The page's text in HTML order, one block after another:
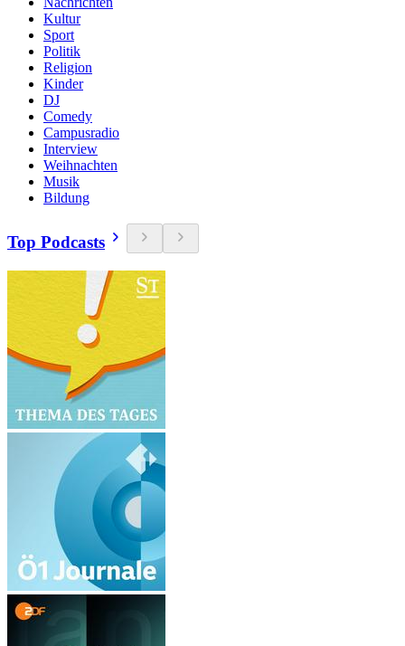
Kultur
Sport
Politik
Religion
Kinder
DJ
Comedy
Campusradio
Interview
Weihnachten
Musik
Bildung
Top Podcasts